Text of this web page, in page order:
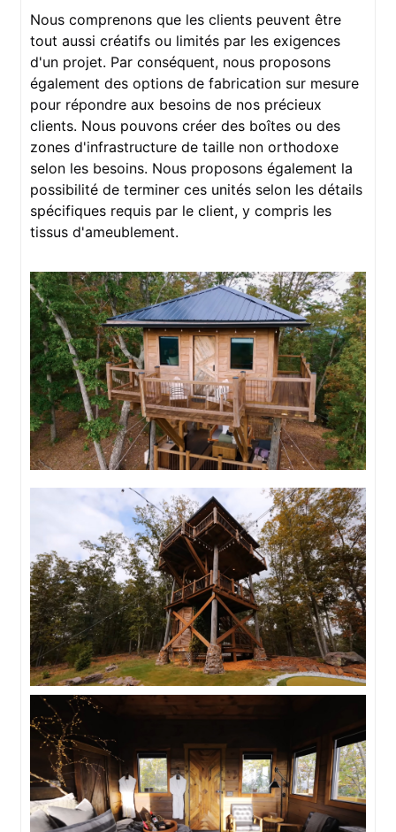
Nous comprenons que les clients peuvent être
tout aussi créatifs ou limités par les exigences
d'un projet. Par conséquent, nous proposons
également des options de fabrication sur mesure
pour répondre aux besoins de nos précieux
clients. Nous pouvons créer des boîtes ou des
zones d'infrastructure de taille non orthodoxe
selon les besoins. Nous proposons également la
possibilité de terminer ces unités selon les détails
spécifiques requis par le client, y compris les
tissus d'ameublement.